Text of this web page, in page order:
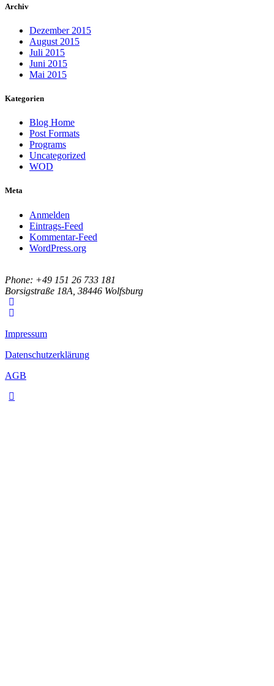
Archiv
Dezember 2015
August 2015
Juli 2015
Juni 2015
Mai 2015
Kategorien
Blog Home
Post Formats
Programs
Uncategorized
WOD
Meta
Anmelden
Eintrags-Feed
Kommentar-Feed
WordPress.org
Phone: +49 151 26 733 181
Borsigstraße 18A, 38446 Wolfsburg
Impressum
Datenschutzerklärung
AGB